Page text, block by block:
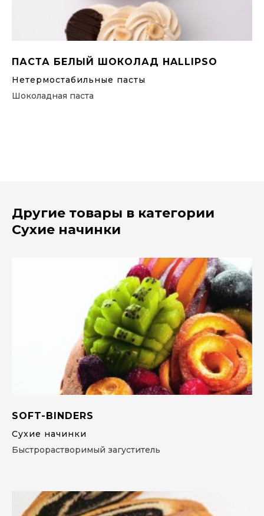
ПАСТА БЕЛЫЙ ШОКОЛАД HALLIPSO
Нетермостабильные пасты
Шоколадная паста
Другие товары в категории
Сухие начинки
SOFT-BINDERS
Сухие начинки
Быстрорастворимый загуститель